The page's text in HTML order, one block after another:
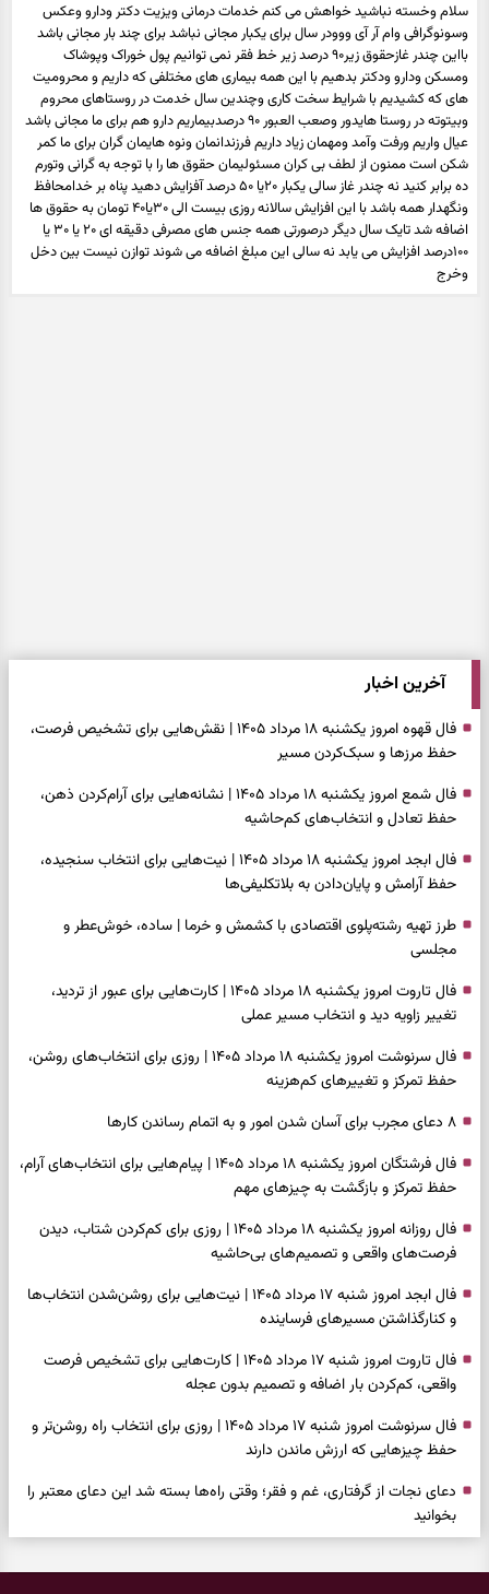
سلام وخسته نباشید خواهش می کنم خدمات درمانی ویزیت دکتر ودارو وعکس
وسونوگرافی وام آر آی ووودر سال برای یکبار مجانی نباشد برای چند بار مجانی باشد
بااین چندر غازحقوق زیر۹۰ درصد زیر خط فقر نمی توانیم پول خوراک وپوشاک
ومسکن ودارو ودکتر بدهیم با این همه بیماری های مختلفی که داریم و محرومیت
های که کشیدیم با شرایط سخت کاری وچندین سال خدمت در روستاهای محروم
وبیتوته در روستا هایدور وصعب العبور ۹۰ درصدبیماریم دارو هم برای ما مجانی باشد
عیال واریم ورفت وآمد ومهمان زیاد داریم فرزندانمان ونوه هایمان گران برای ما کمر
شکن است ممنون از لطف بی کران مسئولیمان حقوق ها را با توجه به گرانی وتورم
ده برابر کنید نه چندر غاز سالی یکبار ۲۰یا ۵۰ درصد آفزایش دهید پناه بر خدامحافظ
ونگهدار همه باشد با این افزایش سالانه روزی بیست الی ۳۰یا۴۰ تومان به حقوق ها
اضافه شد تایک سال دیگر درصورتی همه جنس های مصرفی دقیقه ای ۲۰ یا ۳۰ یا
۱۰۰درصد افزایش می یابد نه سالی این مبلغ اضافه می شوند توازن نیست بین دخل
وخرج
آخرین اخبار
فال قهوه امروز یکشنبه ۱۸ مرداد ۱۴۰۵ | نقش‌هایی برای تشخیص فرصت،
حفظ مرزها و سبک‌کردن مسیر
فال شمع امروز یکشنبه ۱۸ مرداد ۱۴۰۵ | نشانه‌هایی برای آرام‌کردن ذهن،
حفظ تعادل و انتخاب‌های کم‌حاشیه
فال ابجد امروز یکشنبه ۱۸ مرداد ۱۴۰۵ | نیت‌هایی برای انتخاب سنجیده،
حفظ آرامش و پایان‌دادن به بلاتکلیفی‌ها
طرز تهیه رشته‌پلوی اقتصادی با کشمش و خرما | ساده، خوش‌عطر و
مجلسی
فال تاروت امروز یکشنبه ۱۸ مرداد ۱۴۰۵ | کارت‌هایی برای عبور از تردید،
تغییر زاویه دید و انتخاب مسیر عملی
فال سرنوشت امروز یکشنبه ۱۸ مرداد ۱۴۰۵ | روزی برای انتخاب‌های روشن،
حفظ تمرکز و تغییرهای کم‌هزینه
۸ دعای مجرب برای آسان شدن امور و به اتمام رساندن کار‌ها
فال فرشتگان امروز یکشنبه ۱۸ مرداد ۱۴۰۵ | پیام‌هایی برای انتخاب‌های آرام،
حفظ تمرکز و بازگشت به چیزهای مهم
فال روزانه امروز یکشنبه ۱۸ مرداد ۱۴۰۵ | روزی برای کم‌کردن شتاب، دیدن
فرصت‌های واقعی و تصمیم‌های بی‌حاشیه
فال ابجد امروز شنبه ۱۷ مرداد ۱۴۰۵ | نیت‌هایی برای روشن‌شدن انتخاب‌ها
و کنارگذاشتن مسیرهای فرساینده
فال تاروت امروز شنبه ۱۷ مرداد ۱۴۰۵ | کارت‌هایی برای تشخیص فرصت
واقعی، کم‌کردن بار اضافه و تصمیم بدون عجله
فال سرنوشت امروز شنبه ۱۷ مرداد ۱۴۰۵ | روزی برای انتخاب راه روشن‌تر و
حفظ چیزهایی که ارزش ماندن دارند
دعای نجات از گرفتاری، غم و فقر؛ وقتی راه‌ها بسته شد این دعای معتبر را
بخوانید